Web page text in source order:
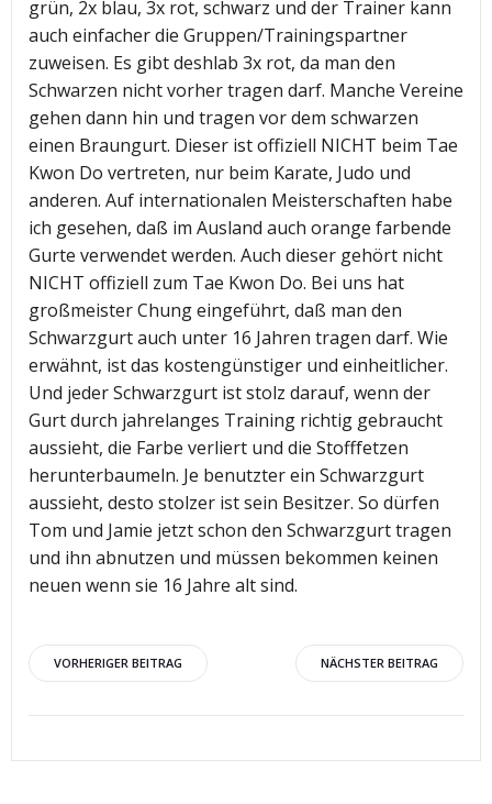
grün, 2x blau, 3x rot, schwarz und der Trainer kann
auch einfacher die Gruppen/Trainingspartner
zuweisen. Es gibt deshlab 3x rot, da man den
Schwarzen nicht vorher tragen darf. Manche Vereine
gehen dann hin und tragen vor dem schwarzen
einen Braungurt. Dieser ist offiziell NICHT beim Tae
Kwon Do vertreten, nur beim Karate, Judo und
anderen. Auf internationalen Meisterschaften habe
ich gesehen, daß im Ausland auch orange farbende
Gurte verwendet werden. Auch dieser gehört nicht
NICHT offiziell zum Tae Kwon Do. Bei uns hat
großmeister Chung eingeführt, daß man den
Schwarzgurt auch unter 16 Jahren tragen darf. Wie
erwähnt, ist das kostengünstiger und einheitlicher.
Und jeder Schwarzgurt ist stolz darauf, wenn der
Gurt durch jahrelanges Training richtig gebraucht
aussieht, die Farbe verliert und die Stofffetzen
herunterbaumeln. Je benutzter ein Schwarzgurt
aussieht, desto stolzer ist sein Besitzer. So dürfen
Tom und Jamie jetzt schon den Schwarzgurt tragen
und ihn abnutzen und müssen bekommen keinen
neuen wenn sie 16 Jahre alt sind.
Beitragsnavigation
VORHERIGER BEITRAG NÄCHSTER BEITRAG